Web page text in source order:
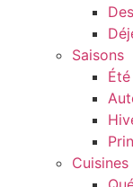
Saisons
Été
Cuisines